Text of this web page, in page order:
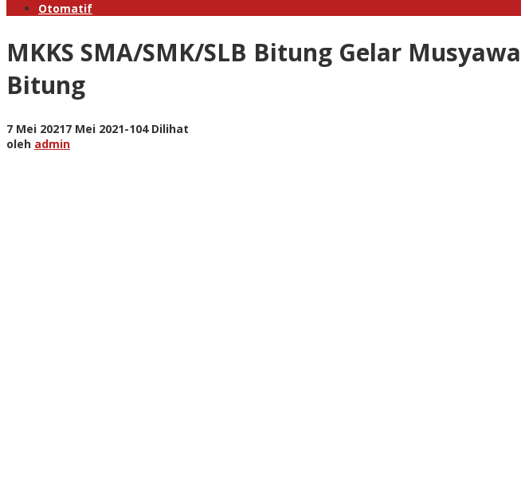
Otomatif
MKKS SMA/SMK/SLB Bitung Gelar
Bitung
7 Mei 20217 Mei 2021oleh
-104 Dilihat
oleh admin